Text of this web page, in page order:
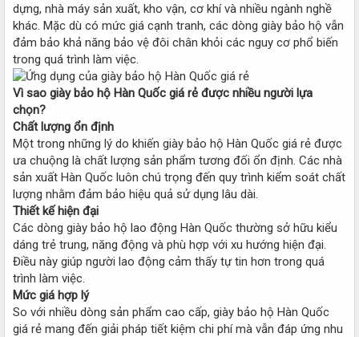
dựng, nhà máy sản xuất, kho vận, cơ khí và nhiều ngành nghề
khác. Mặc dù có mức giá cạnh tranh, các dòng giày bảo hộ vẫn
đảm bảo khả năng bảo vệ đôi chân khỏi các nguy cơ phổ biến
trong quá trình làm việc.
Vì sao giày bảo hộ Hàn Quốc giá rẻ được nhiều người lựa
chọn?
Chất lượng ổn định
Một trong những lý do khiến giày bảo hộ Hàn Quốc giá rẻ được
ưa chuộng là chất lượng sản phẩm tương đối ổn định. Các nhà
sản xuất Hàn Quốc luôn chú trọng đến quy trình kiểm soát chất
lượng nhằm đảm bảo hiệu quả sử dụng lâu dài.
Thiết kế hiện đại
Các dòng giày bảo hộ lao động Hàn Quốc thường sở hữu kiểu
dáng trẻ trung, năng động và phù hợp với xu hướng hiện đại.
Điều này giúp người lao động cảm thấy tự tin hơn trong quá
trình làm việc.
Mức giá hợp lý
So với nhiều dòng sản phẩm cao cấp, giày bảo hộ Hàn Quốc
giá rẻ mang đến giải pháp tiết kiệm chi phí mà vẫn đáp ứng nhu